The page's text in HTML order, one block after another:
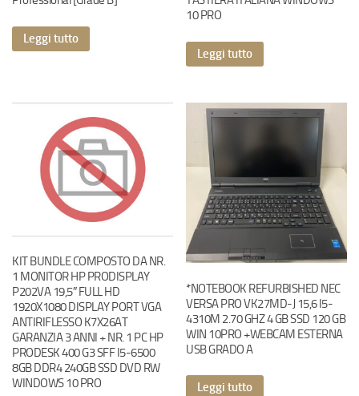
Leggi tutto
10 PRO
Leggi tutto
KIT BUNDLE COMPOSTO DA NR.
1 MONITOR HP PRODISPLAY
P202VA 19,5″ FULL HD
1920X1080 DISPLAY PORT VGA
ANTIRIFLESSO K7X26AT
GARANZIA 3 ANNI + NR. 1 PC HP
PRODESK 400 G3 SFF I5-6500
8GB DDR4 240GB SSD DVD RW
WINDOWS 10 PRO
*NOTEBOOK REFURBISHED NEC
VERSA PRO VK27MD-J 15,6 I5-
4310M 2.70 GHZ 4 GB SSD 120 GB
WIN 10PRO +WEBCAM ESTERNA
USB GRADO A
Leggi tutto